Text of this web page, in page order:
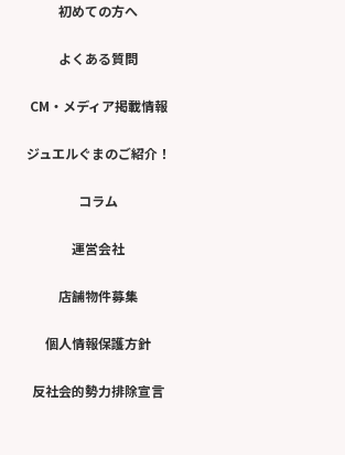
初めての方へ
よくある質問
CM・メディア掲載情報
ジュエルぐまのご紹介！
コラム
運営会社
店舗物件募集
個人情報保護方針
反社会的勢力排除宣言